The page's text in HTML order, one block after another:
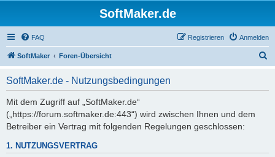
SoftMaker.de
FAQ Anmelden
Registrieren
SoftMaker Foren-Übersicht
SoftMaker.de - Nutzungsbedingungen
Mit dem Zugriff auf „SoftMaker.de“
(„https://forum.softmaker.de:443“) wird zwischen Ihnen und dem
Betreiber ein Vertrag mit folgenden Regelungen geschlossen:
1. NUTZUNGSVERTRAG